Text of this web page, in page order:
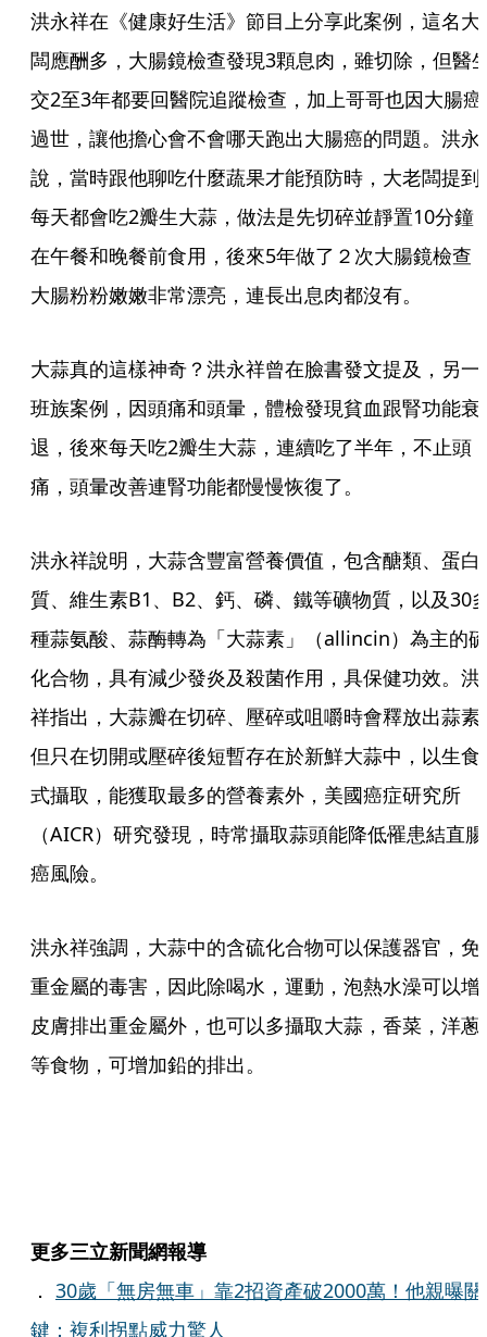
洪永祥在《健康好生活》節目上分享此案例，這名大
闆應酬多，大腸鏡檢查發現3顆息肉，雖切除，但醫
交2至3年都要回醫院追蹤檢查，加上哥哥也因大腸癌
過世，讓他擔心會不會哪天跑出大腸癌的問題。洪永
說，當時跟他聊吃什麼蔬果才能預防時，大老闆提到
每天都會吃2瓣生大蒜，做法是先切碎並靜置10分鐘
在午餐和晚餐前食用，後來5年做了２次大腸鏡檢查
大腸粉粉嫩嫩非常漂亮，連長出息肉都沒有。
大蒜真的這樣神奇？洪永祥曾在臉書發文提及，另一
班族案例，因頭痛和頭暈，體檢發現貧血跟腎功能衰
退，後來每天吃2瓣生大蒜，連續吃了半年，不止頭
痛，頭暈改善連腎功能都慢慢恢復了。
洪永祥說明，大蒜含豐富營養價值，包含醣類、蛋白
質、維生素B1、B2、鈣、磷、鐵等礦物質，以及30
種蒜氨酸、蒜酶轉為「大蒜素」（allincin）為主的硫
化合物，具有減少發炎及殺菌作用，具保健功效。洪
祥指出，大蒜瓣在切碎、壓碎或咀嚼時會釋放出蒜素
但只在切開或壓碎後短暫存在於新鮮大蒜中，以生食
式攝取，能獲取最多的營養素外，美國癌症研究所
（AICR）研究發現，時常攝取蒜頭能降低罹患結直腸
癌風險。
洪永祥強調，大蒜中的含硫化合物可以保護器官，免
重金屬的毒害，因此除喝水，運動，泡熱水澡可以增
皮膚排出重金屬外，也可以多攝取大蒜，香菜，洋蔥
等食物，可增加鉛的排出。
更多三立新聞網報導
． 30歲「無房無車」靠2招資產破2000萬！他親曝關
鍵：複利拐點威力驚人